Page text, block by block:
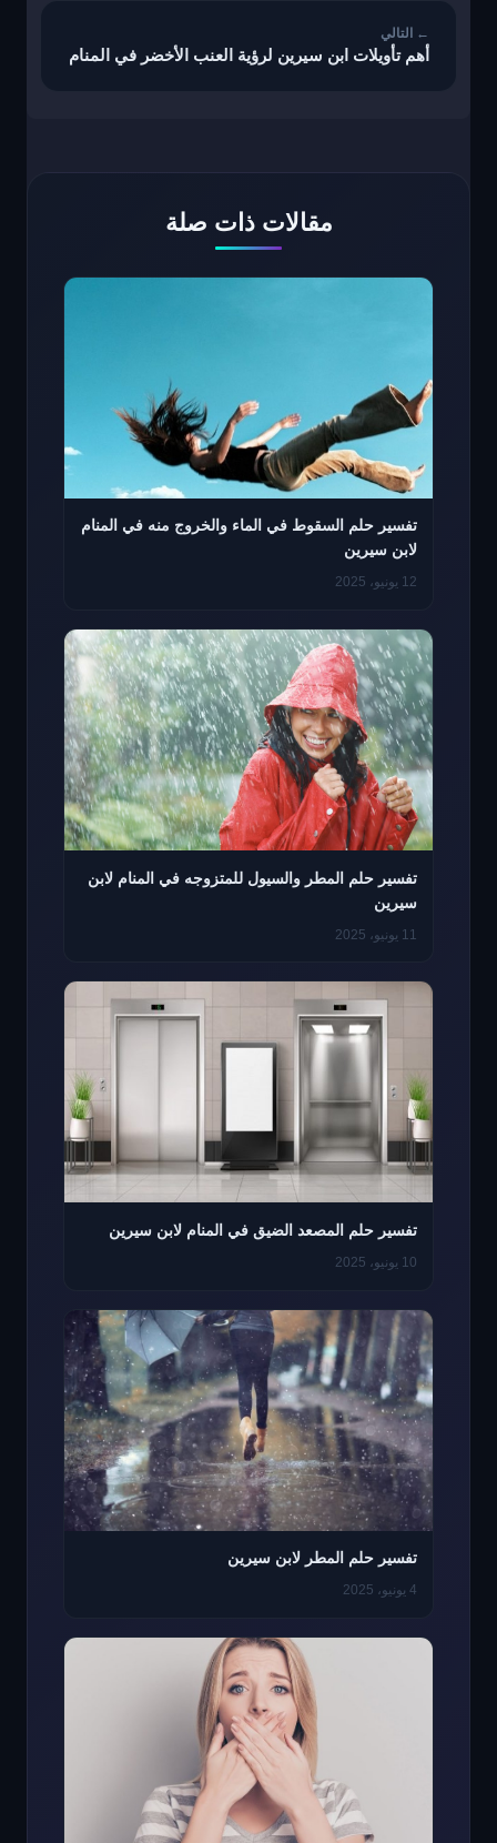
أهم تأويلات ابن سيرين لرؤية العنب الأخضر في المنام
مقالات ذات صلة
تفسير حلم السقوط في الماء والخروج منه في المنام
لابن سيرين
12 يونيو، 2025
تفسير حلم المطر والسيول للمتزوجه في المنام لابن
سيرين
11 يونيو، 2025
تفسير حلم المصعد الضيق في المنام لابن سيرين
10 يونيو، 2025
تفسير حلم المطر لابن سيرين
4 يونيو، 2025